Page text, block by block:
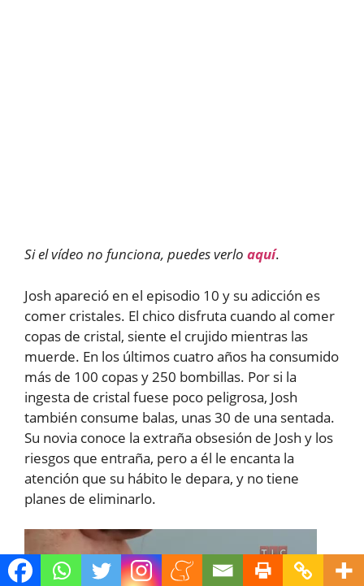
Si el vídeo no funciona, puedes verlo aquí.
Josh apareció en el episodio 10 y su adicción es
comer cristales. El chico disfruta cuando al comer
copas de cristal, siente el crujido mientras las
muerde. En los últimos cuatro años ha consumido
más de 100 copas y 250 bombillas. Por si la
ingesta de cristal fuese poco peligrosa, Josh
también consume balas, unas 30 de una sentada.
Su novia conoce la extraña obsesión de Josh y los
riesgos que entraña, pero a él le encanta la
atención que su hábito le depara, y no tiene
planes de eliminarlo.